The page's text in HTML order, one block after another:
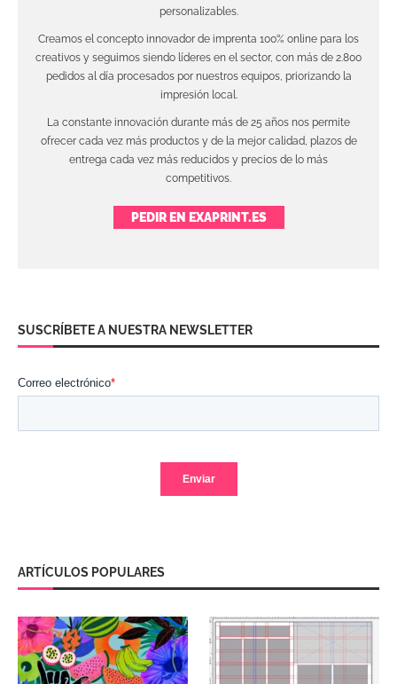
personalizables.
Creamos el concepto innovador de imprenta 100% online para los
creativos y seguimos siendo líderes en el sector, con más de 2.800
pedidos al día procesados por nuestros equipos, priorizando la
impresión local.
La constante innovación durante más de 25 años nos permite
ofrecer cada vez más productos y de la mejor calidad, plazos de
entrega cada vez más reducidos y precios de lo más
competitivos.
PEDIR EN EXAPRINT.ES
SUSCRÍBETE A NUESTRA NEWSLETTER
ARTÍCULOS POPULARES